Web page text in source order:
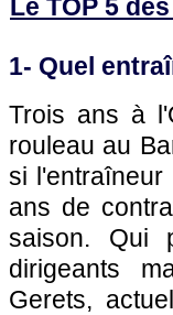
Le TOP 5
1- Quel
Trois ans à
rouleau au
si
ans de
saison. Qui
dirigeants
Gerets,